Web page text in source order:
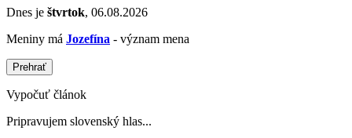
Dnes je štvrtok, 06.08.2026
Meniny má Jozefína - význam mena
Prehrať
Vypočuť článok
Pripravujem slovenský hlas...